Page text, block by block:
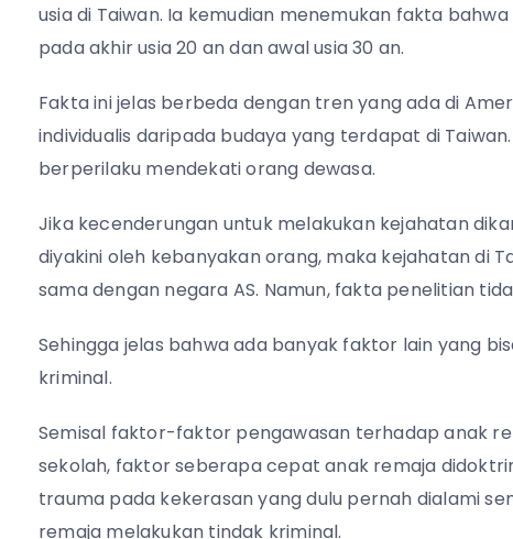
usia di Taiwan. Ia kemudian menemukan fakta
pada akhir usia 20 an dan awal usia 30 an.
Fakta ini jelas berbeda dengan tren yang ada di
individualis daripada budaya yang terdapat di
berperilaku mendekati orang dewasa.
Jika kecenderungan untuk melakukan kejahatan
diyakini oleh kebanyakan orang, maka kejahatan di
sama dengan negara AS. Namun, fakta penelitian
Sehingga jelas bahwa ada banyak faktor lain yang
kriminal.
Semisal faktor-faktor pengawasan terhadap anak
sekolah, faktor seberapa cepat anak remaja
trauma pada kekerasan yang dulu pernah dialami
remaja melakukan tindak kriminal.